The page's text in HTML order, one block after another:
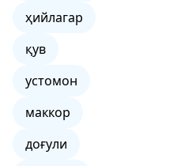
ҳийлагар
қув
устомон
маккор
доғули